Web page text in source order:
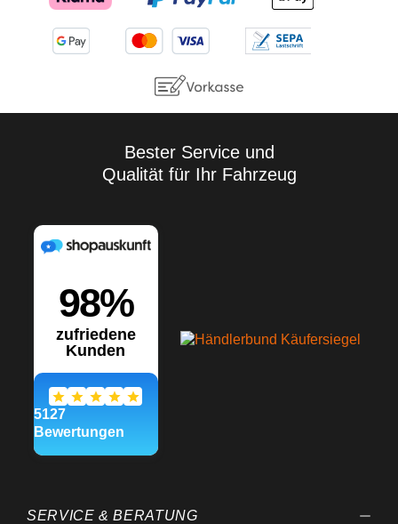
Bester Service und
Qualität für Ihr Fahrzeug
SERVICE & BERATUNG